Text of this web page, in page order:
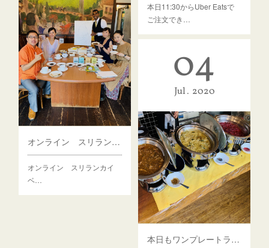
本日11:30からUber Eatsで
ご注文でき…
オンライン スリランカイベント
オンライン スリランカイ
ベ…
04
Jul 2020
本日もワンプレートランチをご用意しています